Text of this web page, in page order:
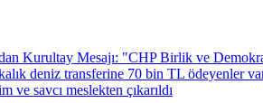
Kurultay Mesajı: "CHP Birlik ve
deniz transferine 70 bin TL ödeyenler
ve savcı meslekten çıkarıldı